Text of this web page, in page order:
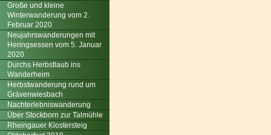
Große und kleine
Winterwanderung vom 2.
Februar 2020
Neujahrswanderungen mit
Heringsessen vom 5. Januar
2020
Durchs Herbstlaub ins
Wanderheim
Herbstwanderung rund um
Grävenwiesbach
Nachterlebniswanderung
Über Stockborn zur Talmühle
Rheingauer Klostersteig